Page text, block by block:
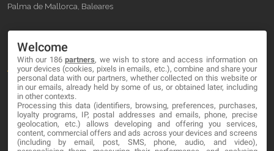
Palma de Mallorca, Baleares
About
Blog
Contact
LEGAL
Welcome
With our 186partners, we wish to store and access information on
your devices (cookies, pixels in emails, etc.), combine and share your
personal data with our partners, whether collected on this website or
in our emails, already held by some of us, or obtained later, including
in other contexts.
Processing this data (identifiers, browsing, preferences, purchases,
loyalty programs, IP, postal addresses and emails, phone, precise
geolocation, etc.) allows developing and offering you services,
content, commercial offers and ads across your devices and screens
(including by email, post, SMS, phone, audio, and video),